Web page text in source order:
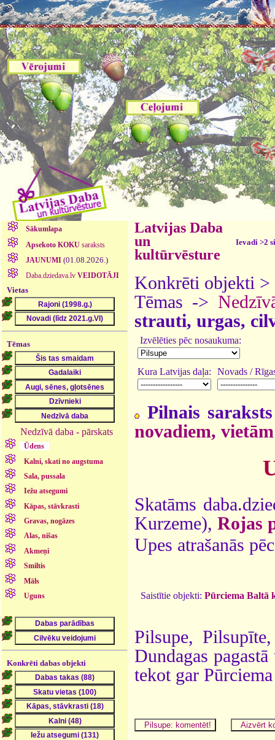
Sākumlapa
Apsekoto KOKUsaraksts
JAUNUMI (01.08.2026.)
Daba.dziedava.lv VEIDOTĀJI
Vietas
Tēmas
Nedzīvā daba - pārskats
Ūdens
Kalni, skati no augstuma
Sala, pussala
Iežu atsegumi
Kāpas, stāvkrasti
Gravas, nogāzes
Alas, nišas
Akmeņi
Smiltis
Māls
Uguns
Konkrēti dabas objekti
Latvijas Daba
un
kultūrvēsture
Ievadi >2
Konkrēti objekti >
Tēmas ->
strauti, urgas,
Izvēlēties pēc nosaukuma:
Kura Latvijas daļa: Novads /
Pilnais
novadiem, vietām
Skatāms
Kurzeme), Rojas
Upes atrašanās
Saistītie objekti: Pūrciema Baltā
Pilsupe,
Dundagas
tekot gar